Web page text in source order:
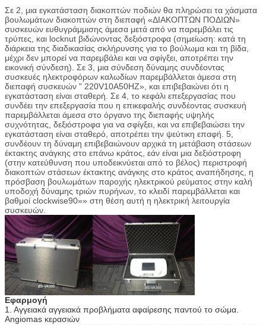
Σε 2, μια εγκατάσταση διακοπτών ποδιών θα πληρώσει τα χάσματα
βουλωμάτων διακοπτών στη διεπαφή «ΔΙΑΚΟΠΤΩΝ ΠΟΔΙΩΝ»
συσκευών ευθυγράμμισης άμεσα μετά από να παρεμβάλει τις
τρύπες, και locknut βιδώνοντας δεξιόστροφα (σημείωση: κατά τη
διάρκεια της διαδικασίας σκλήρυνσης για το βούλωμα και τη βίδα,
μέχρι δεν μπορεί να παρεμβάλει και να σφίγξει, αποτρέπει την
εικονική σύνδεση). Σε 3, μια σύνδεση δύναμης συνδέοντας
συσκευές ηλεκτροφόρων καλωδίων παρεμβάλλεται άμεσα στη
διεπαφή συσκευών " 220V10A50HZ», και επιβεβαιώνει ότι η
εγκατάσταση είναι σταθερή. Σε 4, το κεφάλι επεξεργασίας που
συνδέει την επεξεργασία που η επικεφαλής συνδέοντας συσκευή
παρεμβάλλεται άμεσα στο όργανο της διεπαφής υψηλής
συχνότητας, δεξιόστροφα για να σφίγξει, και να επιβεβαιώσει την
εγκατάσταση είναι σταθερό, αποτρέπει την ψεύτικη επαφή. 5,
συνδέουν τη δύναμη επιβεβαιώνουν αρχικά τη μετάβαση στάσεων
έκτακτης ανάγκης στο επάνω κράτος, εάν είναι μια δεξιόστροφη
(στην κατεύθυνση που υποδεικνύεται από το βέλος) περιστροφή
διακοπτών στάσεων έκτακτης ανάγκης στο κράτος αναπήδησης, η
πρόσβαση βουλωμάτων παροχής ηλεκτρικού ρεύματος στην καλή
υποδοχή δύναμης τριών πυρήνων, το κλειδί παρεμβάλλεται και
βαθμοί clockwise90»» στη θέση αυτή η ηλεκτρική λειτουργία
συσκευών.
Εφαρμογή
1. Αγγειακά αγγειακά προβλήματα αφαίρεσης παντού το σώμα.
Angiomas κερασιών